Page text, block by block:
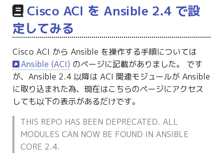
ファイルの読み書き
ログ関連
条件分岐
型指定
Cisco ACI を Ansible 2.4 で設
定してみる
Cisco ACI から Ansible を操作する手順については
Ansible (ACI) のページに記載がありました。 です
が、Ansible 2.4 以降は ACI 関連モジュールが Ansible
に取り込まれた為、現在はこちらのページにアクセス
しても以下の表示があるだけです。
THIS REPO HAS BEEN DEPRECATED. ALL
MODULES CAN NOW BE FOUND IN ANSIBLE
CORE 2.4.